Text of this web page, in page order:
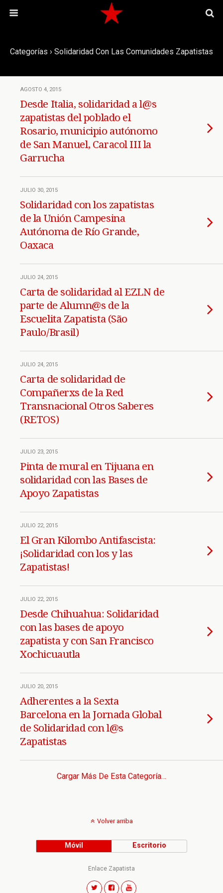
Categorías › Solidaridad Con Las Comunidades Zapatistas
AGOSTO 4, 2015
Desde Italia, solidaridad a l@s
zapatistas del poblado el
Rosario, municipio autónomo
de San Manuel, Caracol III la
Garrucha
JULIO 30, 2015
Solidaridad con los zapatistas
de la Unión Campesina
Autónoma de Río Grande,
Oaxaca
JULIO 24, 2015
Carta de solidaridad al EZLN de
parte de Alumn@s de la
Escuelita Zapatista (São
Paulo/Brasil)
JULIO 24, 2015
Carta de solidaridad de
Compañerxs de la Red
Transnacional Otros Saberes
(RETOS)
JULIO 23, 2015
Pinta de mural en Tijuana en
solidaridad con las Bases de
Apoyo Zapatistas
JULIO 22, 2015
El Gran Kilombo Antifascista:
¡Solidaridad con los y las
Zapatistas!
JULIO 22, 2015
Desde Chihuahua: Solidaridad
con las bases de apoyo
zapatista y con San Francisco
Xochicuautla
JULIO 20, 2015
Adherentes a la Sexta
Barcelona en la Jornada Global
de Solidaridad con l@s
Zapatistas
Cargar Más De Esta Categoría…
Volver arriba
Móvil Escritorio
Enlace Zapatista